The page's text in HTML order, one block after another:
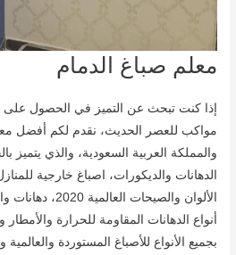
معلم صباغ الدمام
إذا كنت تبحث عن التميز في الحصول
مواكب للعصر الحديث، نقدم لكم أفضل
والمملكة العربية السعودية، والذي يتميز
الدهانات والديكورات، اصباغ خارجية
الألوان والصيحات
أنواع الدهانات المقاومة للحرارة والأمطار
بجميع الأنواع للأصباغ المستوردة